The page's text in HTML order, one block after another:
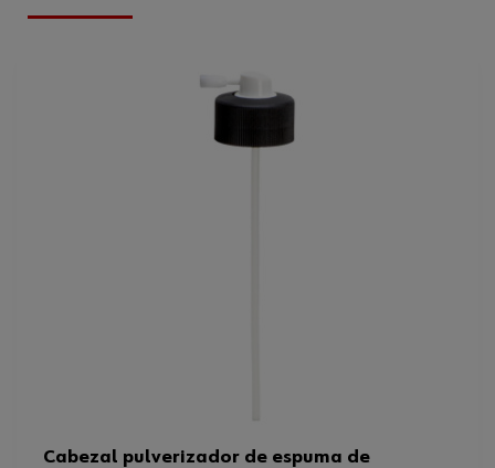
Cabezal pulverizador de espuma de